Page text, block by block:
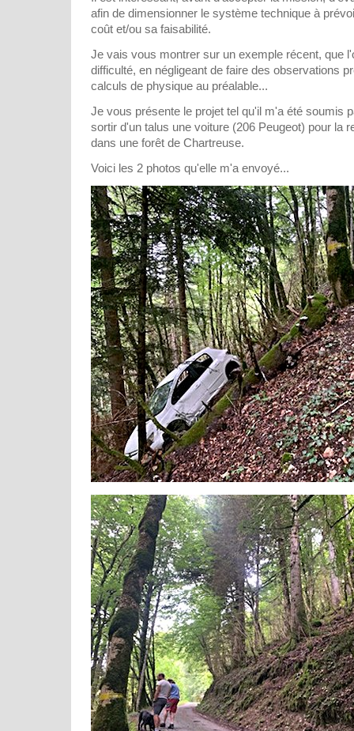
afin de dimensionner le système technique à
coût et/ou sa faisabilité.
Je vais vous montrer sur un exemple récent, que
difficulté, en négligeant de faire des observations
calculs de physique au préalable...
Je vous présente le projet tel qu'il m'a été soumis
sortir d'un talus une voiture (206 Peugeot) pour la
dans une forêt de Chartreuse.
Voici les 2 photos qu'elle m'a envoyé...